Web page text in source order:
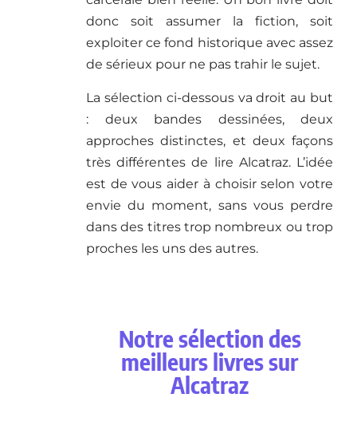
donc soit assumer la fiction, soit
exploiter ce fond historique avec assez
de sérieux pour ne pas trahir le sujet.
La sélection ci-dessous va droit au but
: deux bandes dessinées, deux
approches distinctes, et deux façons
très différentes de lire Alcatraz. L’idée
est de vous aider à choisir selon votre
envie du moment, sans vous perdre
dans des titres trop nombreux ou trop
proches les uns des autres.
Notre sélection des
meilleurs livres sur
Alcatraz